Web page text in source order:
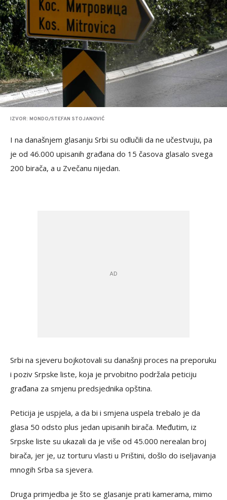
IZVOR: MONDO/STEFAN STOJANOVIĆ
I na današnjem glasanju Srbi su odlučili da ne učestvuju, pa
je od 46.000 upisanih građana do 15 časova glasalo svega
200 birača, a u Zvečanu nijedan.
Srbi na sjeveru bojkotovali su današnji proces na preporuku
i poziv Srpske liste, koja je prvobitno podržala peticiju
građana za smjenu predsjednika opština.
Peticija je uspjela, a da bi i smjena uspela trebalo je da
glasa 50 odsto plus jedan upisanih birača. Međutim, iz
Srpske liste su ukazali da je više od 45.000 nerealan broj
birača, jer je, uz torturu vlasti u Prištini, došlo do iseljavanja
mnogih Srba sa sjevera.
Druga primjedba je što se glasanje prati kamerama, mimo